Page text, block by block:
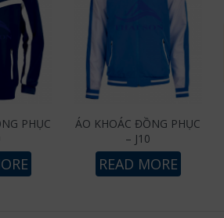
PHỤC
ÁO KHOÁC ĐỒNG PHỤC
– J10
READ MORE